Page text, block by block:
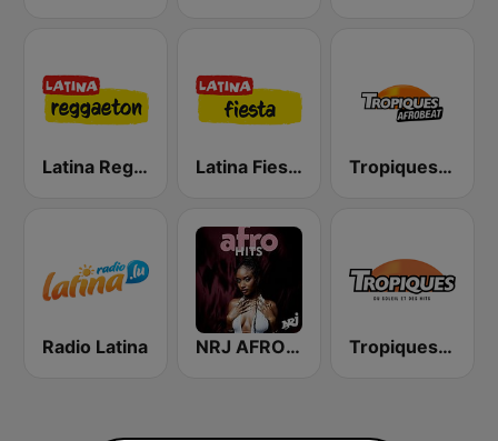
Latina Reggaeton Latina Fiesta Tropiques Afrobeat
Radio Latina NRJ AFRO HITS Tropiques Zouk